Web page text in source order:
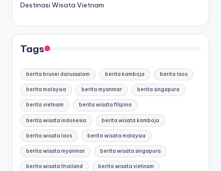
Destinasi Wisata Vietnam
Tags
berita brunei darussalam berita kamboja berita laos
berita malaysia berita myanmar berita singapura
berita vietnam berita wisata filipina
berita wisata indonesia berita wisata kamboja
berita wisata laos berita wisata malaysia
berita wisata myanmar berita wisata singapura
berita wisata thailand berita wisata vietnam